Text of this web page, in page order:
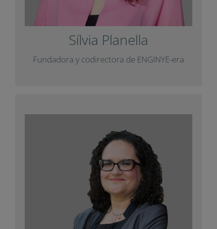
Sílvia Planella
Fundadora y codirectora de ENGINYE-era
+ Info
Sibel Erduran
Directora de investigación en el
Departamento de Educación de la
Universidad de Oxford y profesora en la
Universidad de Oslo.